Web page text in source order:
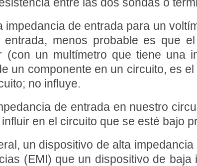
de entrada para un
entrada, menos probable es que
(con un multímetro que tiene una
un componente en un circuito, es
no influye.
de entrada en nuestro
en el circuito que se esté bajo
un dispositivo de alta
(EMI) que un dispositivo de